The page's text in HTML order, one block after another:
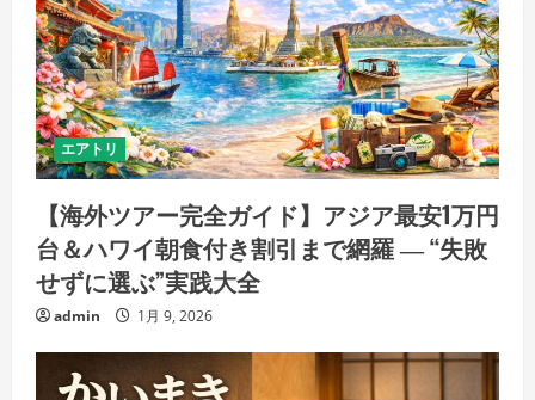
エアトリ
【海外ツアー完全ガイド】アジア最安1万円
台＆ハワイ朝食付き割引まで網羅 ― “失敗
せずに選ぶ”実践大全
admin 1月 9, 2026